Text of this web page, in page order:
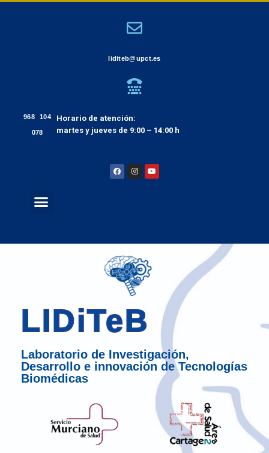
liditeb@upct.es
968 104
078
Horario de atención:
martes y jueves de 9:00 – 14:00 h
LIDiTeB
Laboratorio de Investigación,
Desarrollo e innovación de Tecnologías
Biomédicas